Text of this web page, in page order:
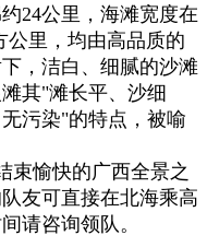
24公里，海滩宽度在
公里，均由高品质的
，洁白、细腻的沙滩
其"滩长平、沙细
污染"的特点，被喻
束愉快的广西全景之
友可直接在北海乘高
请咨询领队。